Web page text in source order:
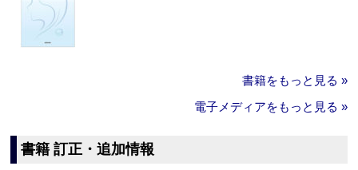
書籍をもっと見る »
電子メディアをもっと見る »
書籍 訂正・追加情報